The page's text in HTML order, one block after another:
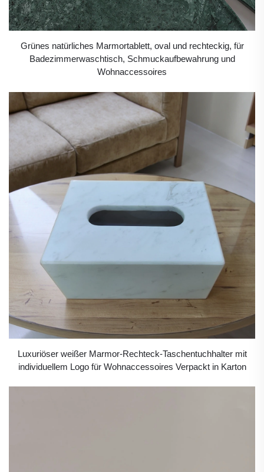
Grünes natürliches Marmortablett, oval und rechteckig, für
Badezimmerwaschtisch, Schmuckaufbewahrung und
Wohnaccessoires
Luxuriöser weißer Marmor-Rechteck-Taschentuchhalter mit
individuellem Logo für Wohnaccessoires Verpackt in Karton